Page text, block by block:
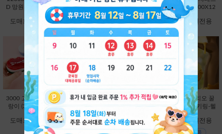
D 망원경 [C1-373
도매회원전용
너 1탄 (3000X24E
A) [C1-145246]
도매회원전용
런치 슬랑이 (7000
X12EA) [B1-1450
17]
도매회원전용
슬랑이 (5000X12
EA) [B1-998485]
도매회원전용
3000 고양이빵 말
랑이 (3000X12E
A) [B1-946261]
도매회원전용
5000 젤리 베어 슬
랑이 (5000X12E
A) [B1-461655]
도매회원전용
25000 산리오 별
빛 LED 차량용 방
향제-시나모롤 [C
1-113430]
도매회원전용
10000 산리오 꿀
단지 까꿍 키링-헬
로키티 [C2-32801
3]
도매회원전용